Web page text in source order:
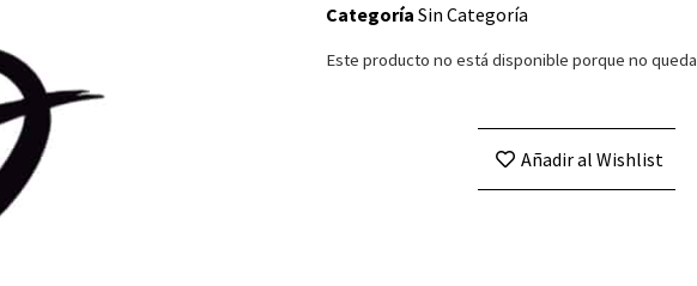
Categoría Sin Categoría
Este producto no está disponible porque no
Añadir al Wishlist